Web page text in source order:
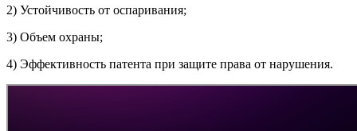
2) Устойчивость от оспаривания;
3) Объем охраны;
4) Эффективность патента при защите права от нарушения.